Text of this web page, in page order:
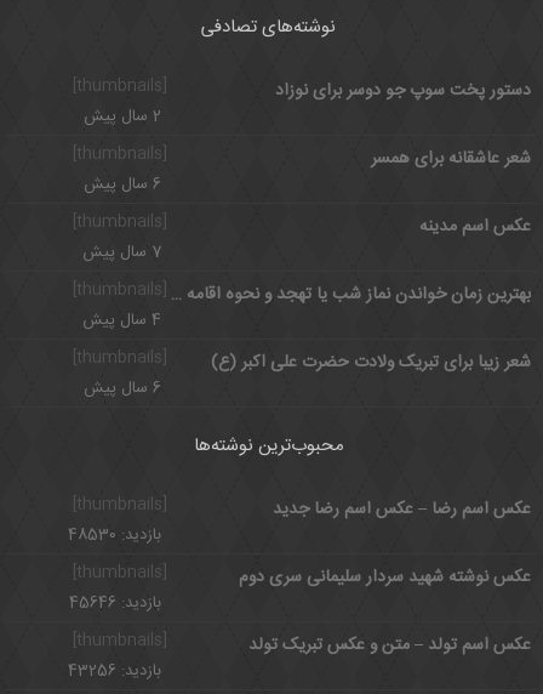
نوشته‌های تصادفی
[thumbnails] دستور پخت سوپ جو دوسر برای نوزاد
2 سال پیش
شعر عاشقانه برای همسر
6 سال پیش
[thumbnails]
عکس اسم مدینه
7 سال پیش
بهترین زمان خواندن نماز شب یا تهجد و نحوه اقامه نماز تهجد
4 سال پیش
شعر زیبا برای تبریک ولادت حضرت علی‌ اکبر (ع)
6 سال پیش
محبوب‌ترین نوشته‌ها
عکس اسم رضا – عکس اسم رضا جدید
بازدید: 48530
[thumbnails]
عکس نوشته شهید سردار سلیمانی سری دوم
بازدید: 45646
عکس اسم تولد – متن و عکس تبریک تولد
بازدید: 43256